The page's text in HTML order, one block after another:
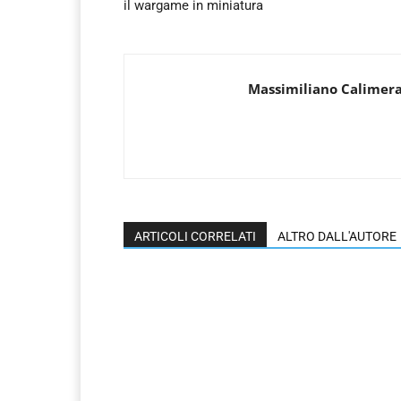
il wargame in miniatura
Massimiliano Calimera
ARTICOLI CORRELATI ALTRO DALL'AUTORE